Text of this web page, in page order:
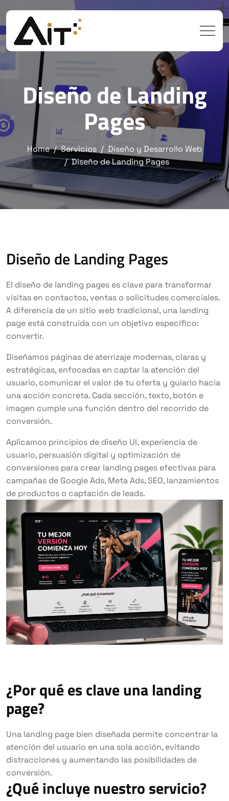
Diseño de Landing
Pages
Home Servicios
Diseño y Desarrollo Web
Diseño de Landing Pages
Diseño de Landing Pages
El diseño de landing pages es clave para transformar
visitas en contactos, ventas o solicitudes comerciales.
A diferencia de un sitio web tradicional, una landing
page está construida con un objetivo específico:
convertir.
Diseñamos páginas de aterrizaje modernas, claras y
estratégicas, enfocadas en captar la atención del
usuario, comunicar el valor de tu oferta y guiarlo hacia
una acción concreta. Cada sección, texto, botón e
imagen cumple una función dentro del recorrido de
conversión.
Aplicamos principios de diseño UI, experiencia de
usuario, persuasión digital y optimización de
conversiones para crear landing pages efectivas para
campañas de Google Ads, Meta Ads, SEO, lanzamientos
de productos o captación de leads.
¿Por qué es clave una landing
page?
Una landing page bien diseñada permite concentrar la
atención del usuario en una sola acción, evitando
distracciones y aumentando las posibilidades de
conversión.
¿Qué incluye nuestro servicio?